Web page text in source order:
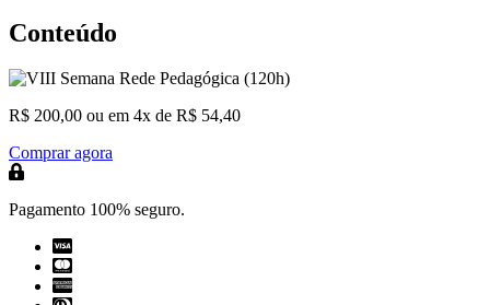
Conteúdo
R$ 200,00 ou em 4x de R$ 54,40
Comprar agora
Pagamento 100% seguro.